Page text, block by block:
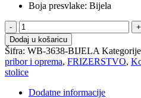
Boja presvlake: Bijela
A
Radna
stolica
bijela
-
FENIKS
količina
Dodaj u košaricu
Šifra: WB-3638-BIJELA
pribor i oprema, FRIZERSTVO,
stolice
Dodatne informacije